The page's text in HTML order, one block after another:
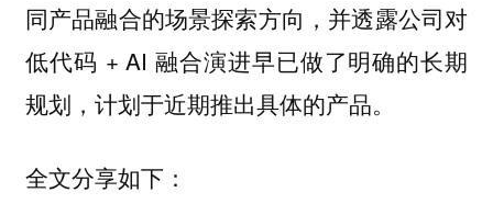
同产品融合的场景探索方向，并透露公司对
低代码 + AI 融合演进早已做了明确的长期
规划，计划于近期推出具体的产品。
全文分享如下：